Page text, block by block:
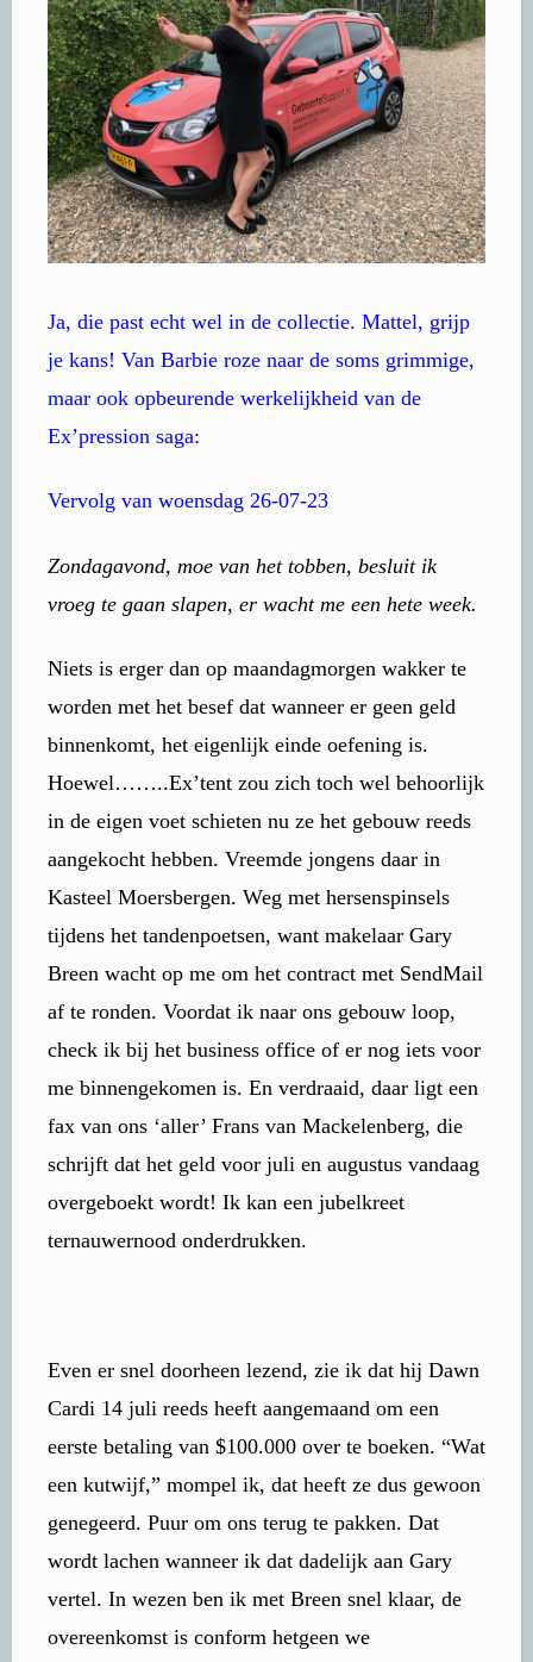
Ja, die past echt wel in de collectie. Mattel, grijp
je kans! Van Barbie roze naar de soms grimmige,
maar ook opbeurende werkelijkheid van de
Ex’pression saga:
Vervolg van woensdag 26-07-23
Zondagavond, moe van het tobben, besluit ik
vroeg te gaan slapen, er wacht me een hete week.
Niets is erger dan op maandagmorgen wakker te
worden met het besef dat wanneer er geen geld
binnenkomt, het eigenlijk einde oefening is.
Hoewel……..Ex’tent zou zich toch wel behoorlijk
in de eigen voet schieten nu ze het gebouw reeds
aangekocht hebben. Vreemde jongens daar in
Kasteel Moersbergen. Weg met hersenspinsels
tijdens het tandenpoetsen, want makelaar Gary
Breen wacht op me om het contract met SendMail
af te ronden. Voordat ik naar ons gebouw loop,
check ik bij het business office of er nog iets voor
me binnengekomen is. En verdraaid, daar ligt een
fax van ons ‘aller’ Frans van Mackelenberg, die
schrijft dat het geld voor juli en augustus vandaag
overgeboekt wordt! Ik kan een jubelkreet
ternauwernood onderdrukken.
Even er snel doorheen lezend, zie ik dat hij Dawn
Cardi 14 juli reeds heeft aangemaand om een
eerste betaling van $100.000 over te boeken. “Wat
een kutwijf,” mompel ik, dat heeft ze dus gewoon
genegeerd. Puur om ons terug te pakken. Dat
wordt lachen wanneer ik dat dadelijk aan Gary
vertel. In wezen ben ik met Breen snel klaar, de
overeenkomst is conform hetgeen we